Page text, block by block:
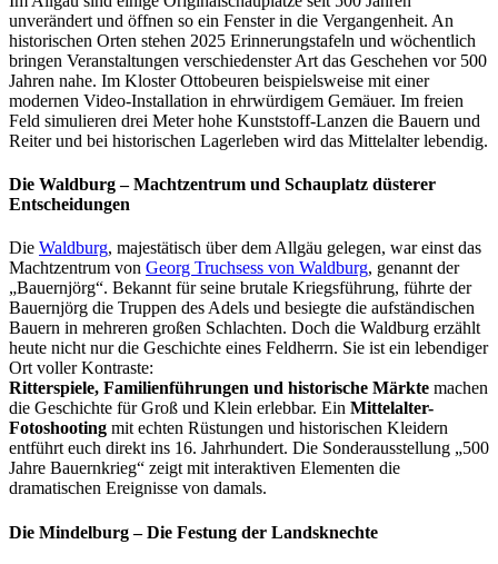
unverändert und öffnen so ein Fenster in die Vergangenheit. An
historischen Orten stehen 2025 Erinnerungstafeln und wöchentlich
bringen Veranstaltungen verschiedenster Art das Geschehen vor 500
Jahren nahe. Im Kloster Ottobeuren beispielsweise mit einer
modernen Video-Installation in ehrwürdigem Gemäuer. Im freien
Feld simulieren drei Meter hohe Kunststoff-Lanzen die Bauern und
Reiter und bei historischen Lagerleben wird das Mittelalter lebendig.
Die Waldburg – Machtzentrum und Schauplatz düsterer
Entscheidungen
Die Waldburg, majestätisch über dem Allgäu gelegen, war einst das
Machtzentrum von Georg Truchsess von Waldburg, genannt der
„Bauernjörg“. Bekannt für seine brutale Kriegsführung, führte der
Bauernjörg die Truppen des Adels und besiegte die aufständischen
Bauern in mehreren großen Schlachten. Doch die Waldburg erzählt
heute nicht nur die Geschichte eines Feldherrn. Sie ist ein lebendiger
Ort voller Kontraste:
Ritterspiele, Familienführungen und historische Märkte machen
die Geschichte für Groß und Klein erlebbar. Ein Mittelalter-
Fotoshooting mit echten Rüstungen und historischen Kleidern
entführt euch direkt ins 16. Jahrhundert. Die Sonderausstellung „500
Jahre Bauernkrieg“ zeigt mit interaktiven Elementen die
dramatischen Ereignisse von damals.
Die Mindelburg – Die Festung der Landsknechte